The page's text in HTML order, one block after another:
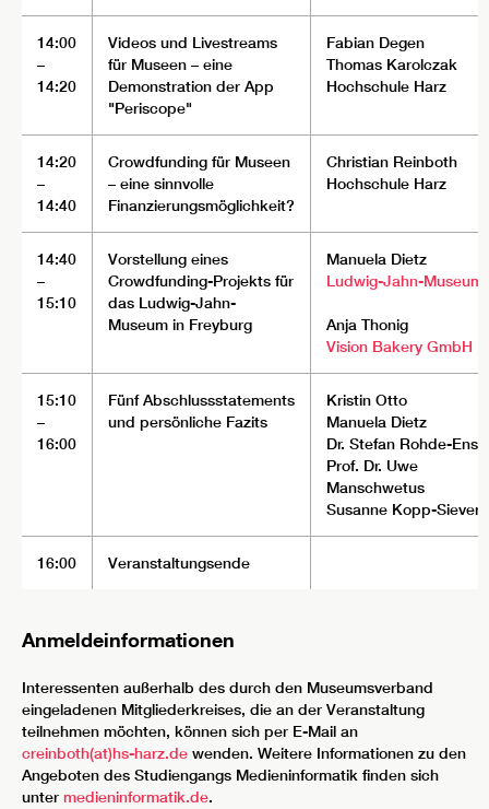
14:00
–
14:20
Videos und Livestreams
für Museen – eine
Demonstration der App
"Periscope"
Fabian Degen
Thomas Karolczak
Hochschule Harz
14:20
–
14:40
Crowdfunding für Museen
– eine sinnvolle
Finanzierungsmöglichkeit?
Christian Reinboth
Hochschule Harz
14:40
–
15:10
Vorstellung eines
Crowdfunding-Projekts für
das Ludwig-Jahn-
Museum in Freyburg
Manuela Dietz
Ludwig-Jahn-Museum
Anja Thonig
Vision Bakery GmbH
15:10
–
16:00
Fünf Abschlussstatements
und persönliche Fazits
Kristin Otto
Manuela Dietz
Dr. Stefan Rohde-
Prof. Dr. Uwe
Manschwetus
Susanne Kopp-Sievers
16:00 Veranstaltungsende
Anmeldeinformationen
Interessenten außerhalb des durch den Museumsverband
eingeladenen Mitgliederkreises, die an der Veranstaltung
teilnehmen möchten, können sich per E-Mail an
creinboth(at)hs-harz.de wenden. Weitere Informationen zu den
Angeboten des Studiengangs Medieninformatik finden sich
unter medieninformatik.de.